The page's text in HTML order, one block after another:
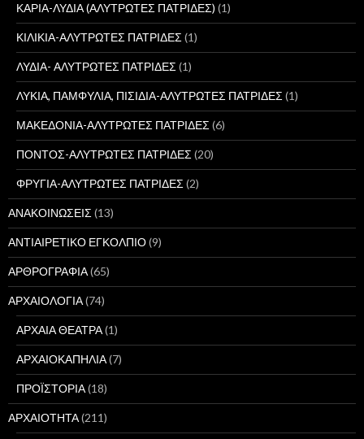
ΚΑΡΙΑ-ΛΥΔΙΑ (ΑΛΥΤΡΩΤΕΣ ΠΑΤΡΙΔΕΣ) (1)
ΚΙΛΙΚΙΑ-ΑΛΥΤΡΩΤΕΣ ΠΑΤΡΙΔΕΣ (1)
ΛΥΔΙΑ- ΑΛΥΤΡΩΤΕΣ ΠΑΤΡΙΔΕΣ (1)
ΛΥΚΙΑ, ΠΑΜΦΥΛΙΑ, ΠΙΣΙΔΙΑ-ΑΛΥΤΡΩΤΕΣ ΠΑΤΡΙΔΕΣ (1)
ΜΑΚΕΔΟΝΙΑ-ΑΛΥΤΡΩΤΕΣ ΠΑΤΡΙΔΕΣ (6)
ΠΟΝΤΟΣ-ΑΛΥΤΡΩΤΕΣ ΠΑΤΡΙΔΕΣ (20)
ΦΡΥΓΙΑ-ΑΛΥΤΡΩΤΕΣ ΠΑΤΡΙΔΕΣ (2)
ΑΝΑΚΟΙΝΩΣΕΙΣ (13)
ΑΝΤΙΑΙΡΕΤΙΚΟ ΕΓΚΟΛΠΙΟ(9)
ΑΡΘΡΟΓΡΑΦΙΑ(65)
ΑΡΧΑΙΟΛΟΓΙΑ(74)
ΑΡΧΑΙΑ ΘΕΑΤΡΑ(1)
ΑΡΧΑΙΟΚΑΠΗΛΙΑ(7)
ΠΡΟΪΣΤΟΡΙΑ(18)
ΑΡΧΑΙΟΤΗΤΑ(211)